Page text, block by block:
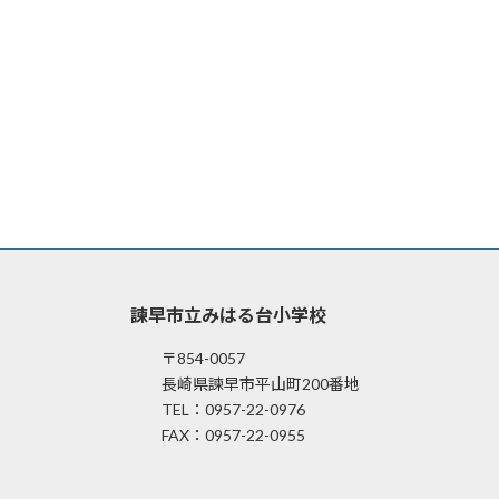
諫早市立みはる台小学校
〒854-0057
長崎県諫早市平山町200番地
TEL：0957-22-0976
FAX：0957-22-0955